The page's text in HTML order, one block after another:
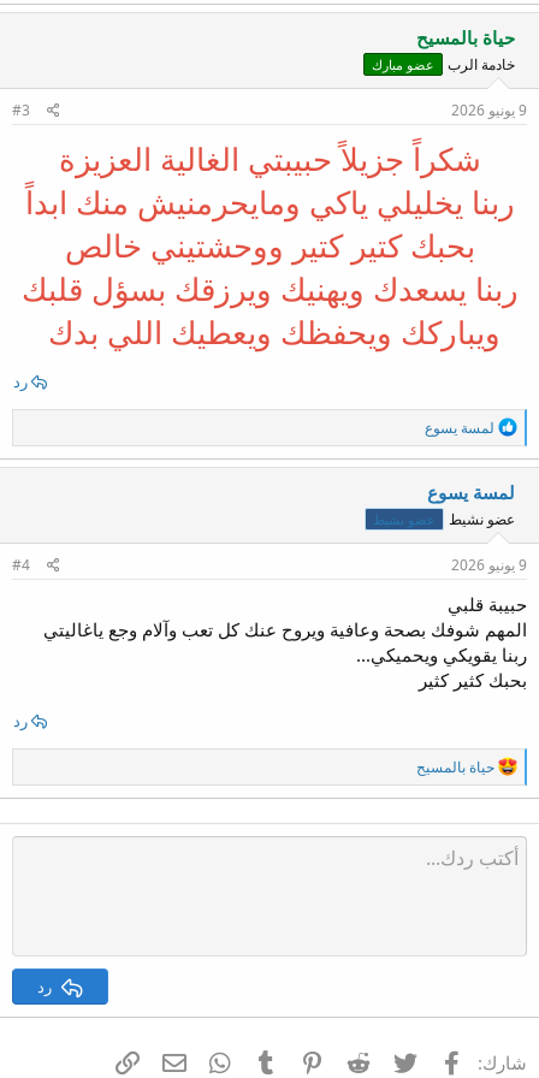
ت
ف
ا
ع
ت
حياة بالمسيح
خادمة الرب عضو مبارك
9 يونيو 2026 #3
شكراً جزيلاً حبيبتي الغالية العزيزة
ربنا يخليلي ياكي ومايحرمنيش منك ابداً
بحبك كتير كتير ووحشتيني خالص
ربنا يسعدك ويهنيك ويرزقك بسؤل قلبك
ويباركك ويحفظك ويعطيك اللي بدك
رد
ا
ل
ت
ا
ع
ت
:
لمسة يسوع
لمسة يسوع
عضو نشيط عضو نشيط
9 يونيو 2026 #4
حبيبة قلبي
المهم شوفك بصحة وعافية ويروح عنك كل تعب وآلام وجع ياغاليتي
ربنا يقويكي ويحميكي...
بحبك كثير كثير
رد
ا
ل
ت
ف
ا
ع
حياة بالمسيح
رد
شارك: فيسبوك تويتر Reddit
Pinterest
Tumblr
WhatsAppالبريد الإلكتروني